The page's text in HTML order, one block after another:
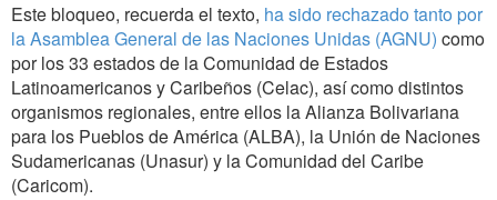
Este bloqueo, recuerda el texto, ha sido rechazado tanto por
la Asamblea General de las Naciones Unidas (AGNU) como
por los 33 estados de la Comunidad de Estados
Latinoamericanos y Caribeños (Celac), así como distintos
organismos regionales, entre ellos la Alianza Bolivariana
para los Pueblos de América (ALBA), la Unión de Naciones
Sudamericanas (Unasur) y la Comunidad del Caribe
(Caricom).